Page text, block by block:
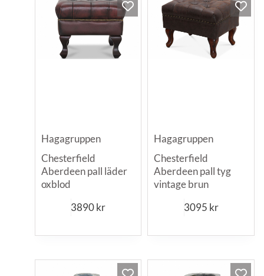
Hagagruppen
Chesterfield
Aberdeen pall läder
oxblod
3890kr
Hagagruppen
Chesterfield
Aberdeen pall tyg
vintage brun
3095 kr